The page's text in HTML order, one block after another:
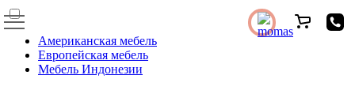
Американская мебель
Европейская мебель
Мебель Индонезии